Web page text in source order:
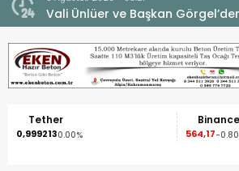
Vali Ünlüer ve Başkan
Müdürlüğü’ne ziyaret.
Tether
0,9992130.00% 564,17-